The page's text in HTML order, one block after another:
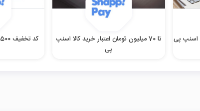
تا 70 میلیون تومان اعتبار خرید کالا اسنپ
پی